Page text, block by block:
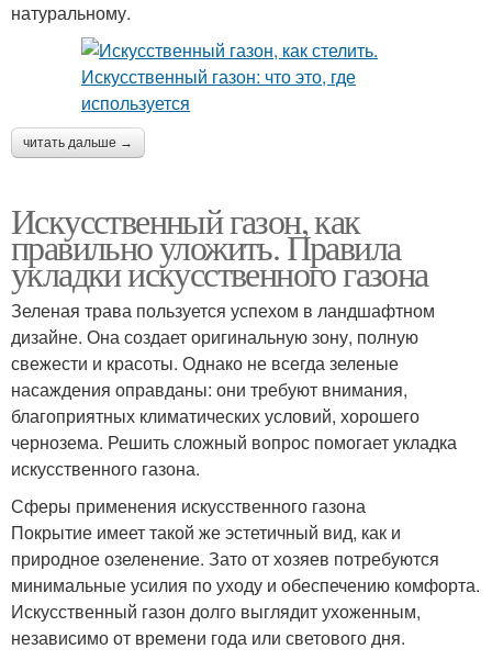
натуральному.
читать дальше →
Искусственный газон, как
правильно уложить. Правила
укладки искусственного газона
Зеленая трава пользуется успехом в ландшафтном
дизайне. Она создает оригинальную зону, полную
свежести и красоты. Однако не всегда зеленые
насаждения оправданы: они требуют внимания,
благоприятных климатических условий, хорошего
чернозема. Решить сложный вопрос помогает укладка
искусственного газона.
Сферы применения искусственного газона
Покрытие имеет такой же эстетичный вид, как и
природное озеленение. Зато от хозяев потребуются
минимальные усилия по уходу и обеспечению комфорта.
Искусственный газон долго выглядит ухоженным,
независимо от времени года или светового дня.